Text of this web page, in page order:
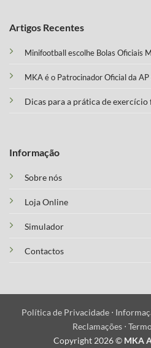
Artigos Recentes
Minifootball escolhe Bolas Oficiais
MKA é o Patrocinador Oficial da
Dicas para a prática de
Informação
Sobre nós
Loja Online
Simulador
Contactos
Política de Privacidade ⋅
Reclamações ⋅
Copyright 2026 © MKA